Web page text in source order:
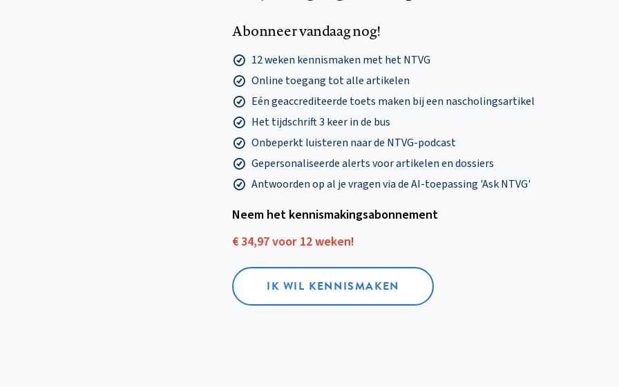
Abonneer vandaag nog!
12 weken kennismaken met het NTVG
Online toegang tot alle artikelen
Eén geaccrediteerde toets maken bij een nascholingsartikel
Het tijdschrift 3 keer in de bus
Onbeperkt luisteren naar de NTVG-podcast
Gepersonaliseerde alerts voor artikelen en dossiers
Antwoorden op al je vragen via de AI-toepassing 'Ask NTVG'
Neem het kennismakings­abonnement
€ 34,97 voor 12 weken!
IK WIL KENNISMAKEN